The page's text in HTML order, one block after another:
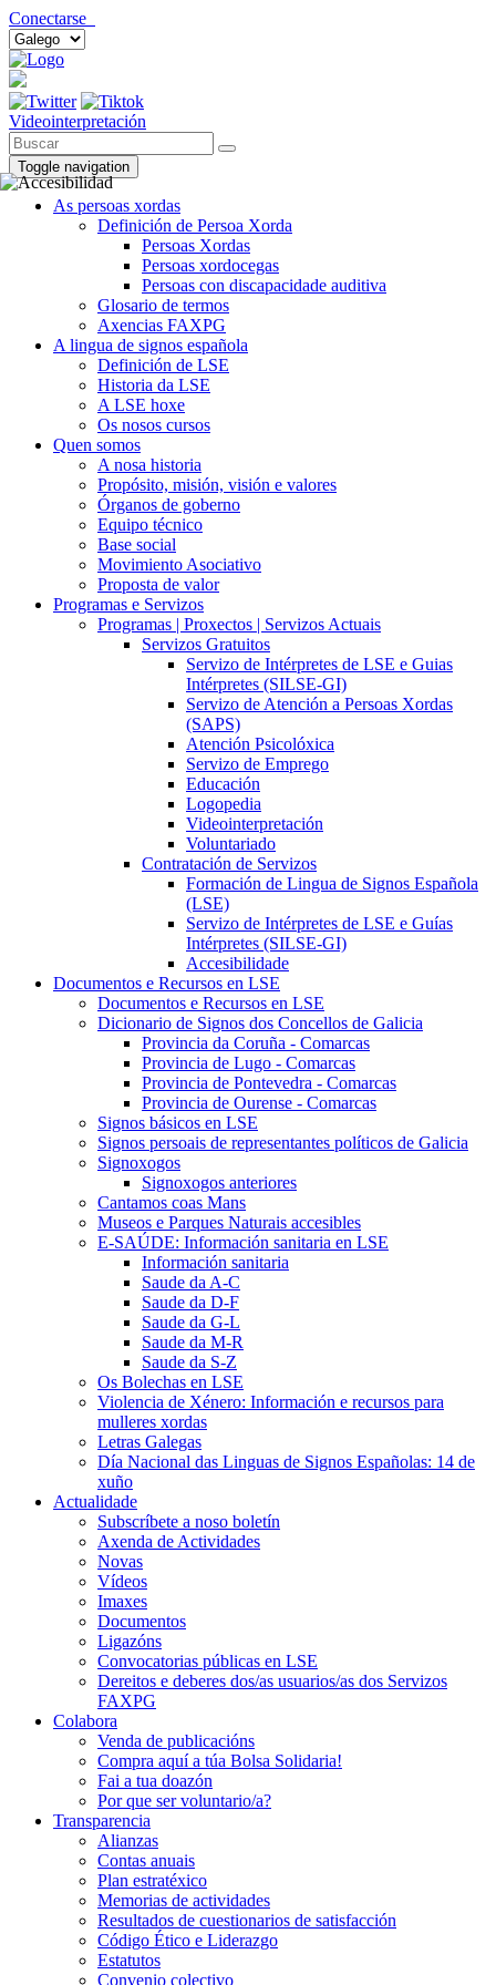
Conectarse
Videointerpretación
Toggle navigation
As persoas xordas
Definición de Persoa Xorda
Persoas Xordas
Persoas xordocegas
Persoas con discapacidade auditiva
Glosario de termos
Axencias FAXPG
A lingua de signos española
Definición de LSE
Historia da LSE
A LSE hoxe
Os nosos cursos
Quen somos
A nosa historia
Propósito, misión, visión e valores
Órganos de goberno
Equipo técnico
Base social
Movimiento Asociativo
Proposta de valor
Programas e Servizos
Programas | Proxectos | Servizos Actuais
Servizos Gratuitos
Servizo de Intérpretes de LSE e Guias
Intérpretes (SILSE-GI)
Servizo de Atención a Persoas Xordas
(SAPS)
Atención Psicolóxica
Servizo de Emprego
Educación
Logopedia
Videointerpretación
Voluntariado
Contratación de Servizos
Formación de Lingua de Signos Española
(LSE)
Servizo de Intérpretes de LSE e Guías
Intérpretes (SILSE-GI)
Accesibilidade
Documentos e Recursos en LSE
Documentos e Recursos en LSE
Dicionario de Signos dos Concellos de Galicia
Provincia da Coruña - Comarcas
Provincia de Lugo - Comarcas
Provincia de Pontevedra - Comarcas
Provincia de Ourense - Comarcas
Signos básicos en LSE
Signos persoais de representantes políticos de Galicia
Signoxogos
Signoxogos anteriores
Cantamos coas Mans
Museos e Parques Naturais accesibles
E-SAÚDE: Información sanitaria en LSE
Información sanitaria
Saude da A-C
Saude da D-F
Saude da G-L
Saude da M-R
Saude da S-Z
Os Bolechas en LSE
Violencia de Xénero: Información e recursos para
mulleres xordas
Letras Galegas
Día Nacional das Linguas de Signos Españolas: 14 de
xuño
Actualidade
Subscríbete a noso boletín
Axenda de Actividades
Novas
Vídeos
Imaxes
Documentos
Ligazóns
Convocatorias públicas en LSE
Dereitos e deberes dos/as usuarios/as dos Servizos
FAXPG
Colabora
Venda de publicacións
Compra aquí a túa Bolsa Solidaria!
Fai a tua doazón
Por que ser voluntario/a?
Transparencia
Alianzas
Contas anuais
Plan estratéxico
Memorias de actividades
Resultados de cuestionarios de satisfacción
Código Ético e Liderazgo
Estatutos
Convenio colectivo